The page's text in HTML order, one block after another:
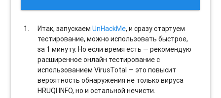
Итак, запускаемUnHackMe, и сразу стартуем
тестирование, можно использовать быстрое,
за 1 минуту. Но если время есть — рекомендую
расширенное онлайн тестирование с
использованием VirusTotal — это повысит
вероятность обнаружения не только вируса
HRUQI.INFO, но и остальной нечисти.